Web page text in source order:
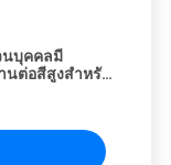
นบุคคลมี
นต่อสีสูงสำหรับ